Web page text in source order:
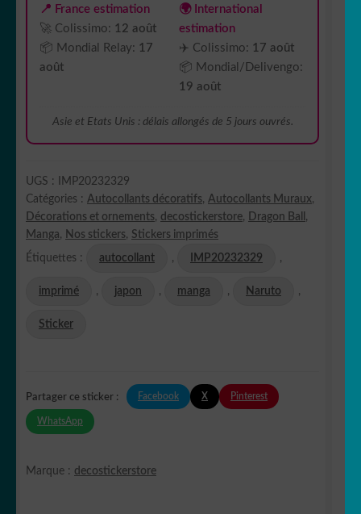
📍 France estimation
🚀 Colissimo: 12 août
📦 Mondial Relay: 17
août
🌍 International
estimation
✈️ Colissimo: 17 août
📦 Mondial/Delivengo:
19 août
Asie et Etats Unis : délais allongés de 5 jours ouvrés.
UGS :
IMP20232329
Catégories : Autocollants décoratifs, Autocollants Muraux,
Décorations et ornements, decostickerstore, Dragon Ball ,
Manga, Nos stickers, Stickers imprimés
Étiquettes : autocollant , IMP20232329 ,
imprimé , japon , manga , Naruto ,
Sticker
Partager ce sticker : Facebook X Pinterest
WhatsApp
Marque : decostickerstore